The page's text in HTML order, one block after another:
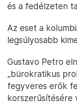
és a fedélzeten
Az eset a
legsúlyosabb
Gustavo Petro
„bürokratikus
fegyveres erők
korszerűsítésére